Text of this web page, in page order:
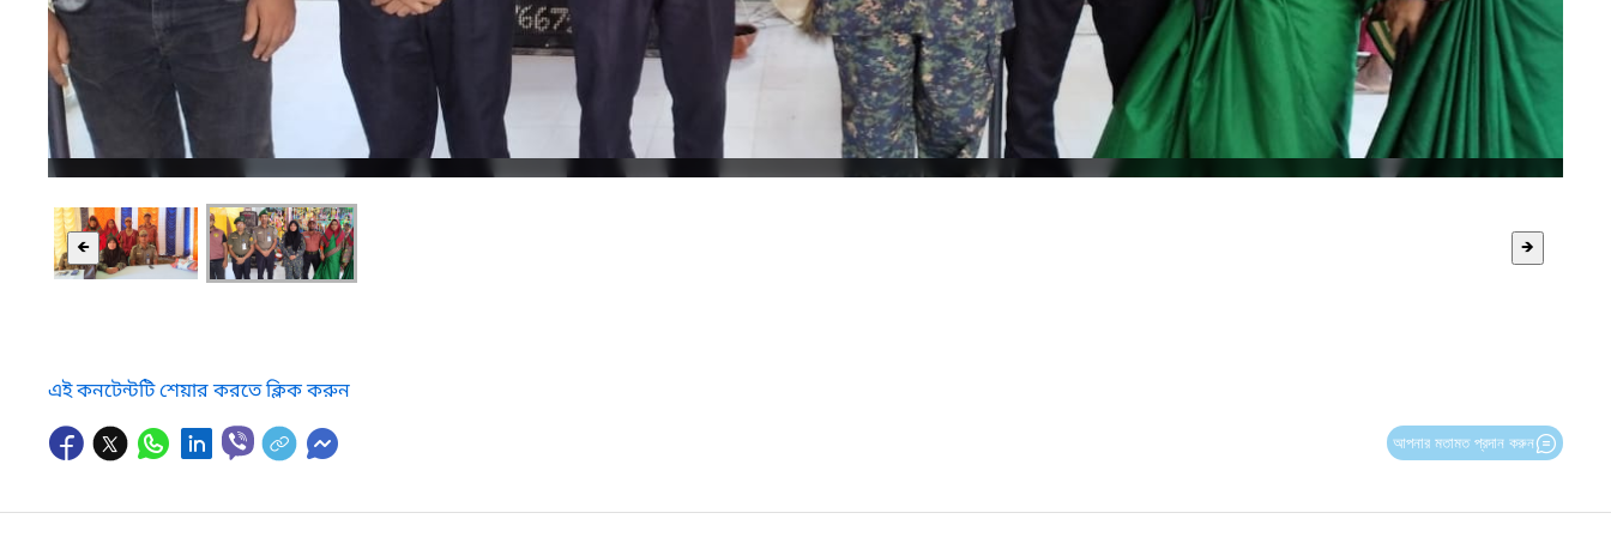
🡸 🡺
এই কনটেন্টটি শেয়ার করতে ক্লিক করুন
আপনার মতামত প্রদান করুন